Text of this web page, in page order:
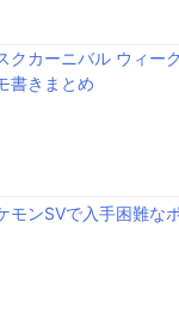
クカーニバル ウィー
書きまとめ
モンSVで入手困難な